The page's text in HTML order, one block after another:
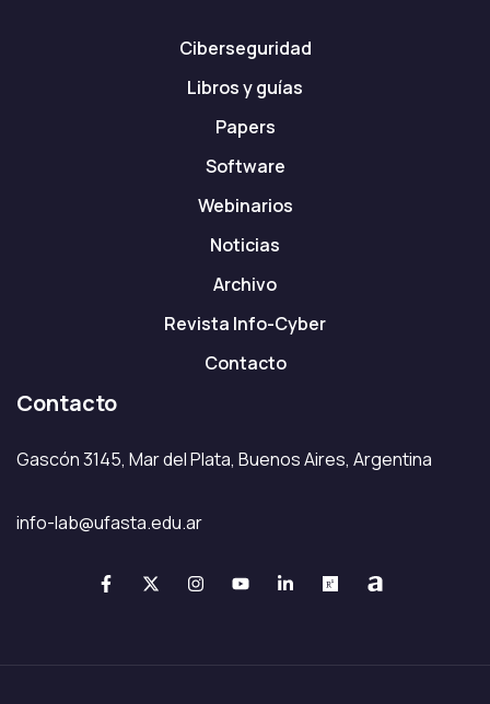
Ciberseguridad
Libros y guías
Papers
Software
Webinarios
Noticias
Archivo
Revista Info-Cyber
Contacto
Contacto
Gascón 3145, Mar del Plata, Buenos Aires, Argentina
info-lab@ufasta.edu.ar